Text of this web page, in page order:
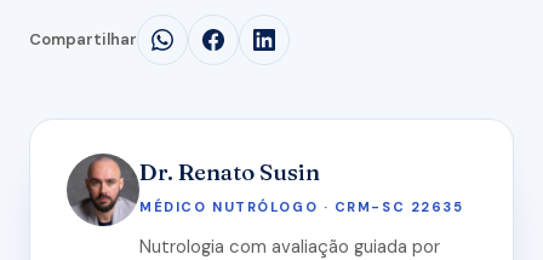
Compartilhar
Dr. Renato Susin
MÉDICO NUTRÓLOGO · CRM-SC 22635
Nutrologia com avaliação guiada por